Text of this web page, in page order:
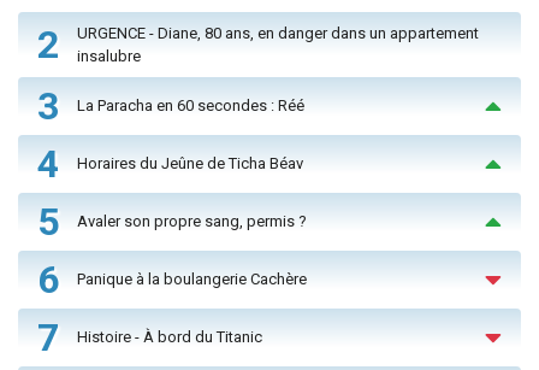
2
URGENCE - Diane, 80 ans, en danger dans un appartement
insalubre
3 La Paracha en 60 secondes : Réé
4 Horaires du Jeûne de Ticha Béav
5 Avaler son propre sang, permis ?
6 Panique à la boulangerie Cachère
7 Histoire - À bord du Titanic